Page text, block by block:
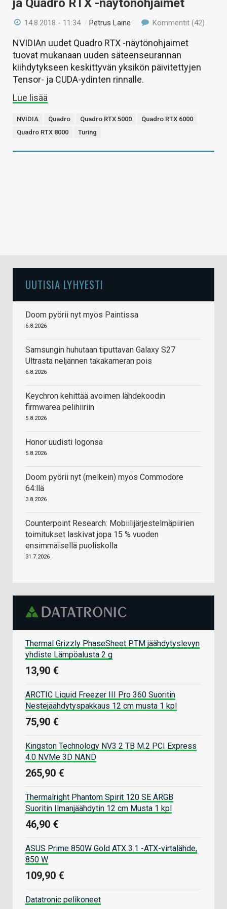
ja Quadro RTX -näytönohjaimet
14.8.2018 - 11:34 /Petrus Laine Kommentit (42)
NVIDIAn uudet Quadro RTX -näytönohjaimet
tuovat mukanaan uuden säteenseurannan
kiihdytykseen keskittyvän yksikön päivitettyjen
Tensor- ja CUDA-ydinten rinnalle.
Lue lisää
NVIDIA Quadro Quadro RTX 5000
Quadro RTX 6000
Quadro RTX 8000
Turing
UUTISIA LYHYESTI
Doom pyörii nyt myös Paintissa
6.8.2026
Samsungin huhutaan tiputtavan Galaxy S27
Ultrasta neljännen takakameran pois
6.8.2026
Keychron kehittää avoimen lähdekoodin
firmwarea pelihiiriin
5.8.2026
Honor uudisti logonsa
5.8.2026
Doom pyörii nyt (melkein) myös Commodore
64:llä
3.8.2026
Counterpoint Research: Mobiilijärjestelmäpiirien
toimitukset laskivat jopa 15 % vuoden
ensimmäisellä puoliskolla
31.7.2026
Thermal Grizzly PhaseSheet PTM jäähdytyslevyn
yhdiste Lämpöalusta 2 g
13,90 €
ARCTIC Liquid Freezer III Pro 360 Suoritin
Nestejäähdytyspakkaus 12 cm musta 1 kpl
75,90 €
Kingston Technology NV3 2 TB M.2 PCI Express
4.0 NVMe 3D NAND
265,90 €
Thermalright Phantom Spirit 120 SE ARGB
Suoritin Ilmanjäähdytin 12 cm Musta 1 kpl
46,90 €
ASUS Prime 850W Gold ATX 3.1 -ATX-virtalähde,
850 W
109,90 €
Datatronic pelikoneet